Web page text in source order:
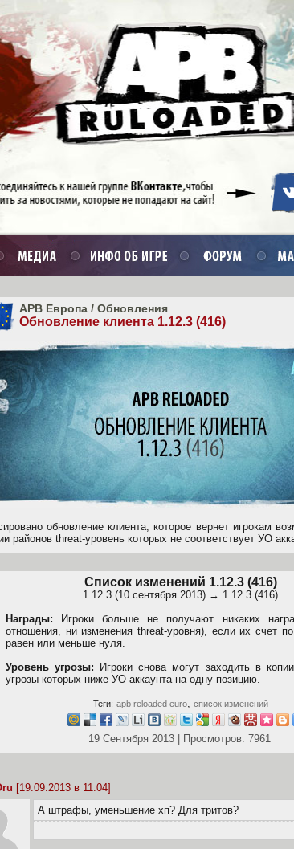
APB Европа / Обновления
Обновление клиента 1.12.3 (416)
обновление клиента, которое вернет игрокам
районов threat-уровень которых не соответствует УО
Список изменений 1.12.3 (416)
1.12.3 (10 сентября 2013) → 1.12.3 (416)
Награды: Игроки больше не получают никаких
отношения, ни изменения threat-уровня), если их счет
равен или меньше нуля.
Уровень угрозы: Игроки снова могут заходить в
угрозы которых ниже УО аккаунта на одну позицию.
Теги: apb reloaded euro, список изменений
19 Сентября 2013 | Просмотров: 7961
[19.09.2013 в 11:04]
А штрафы, уменьшение хп? Для тритов?